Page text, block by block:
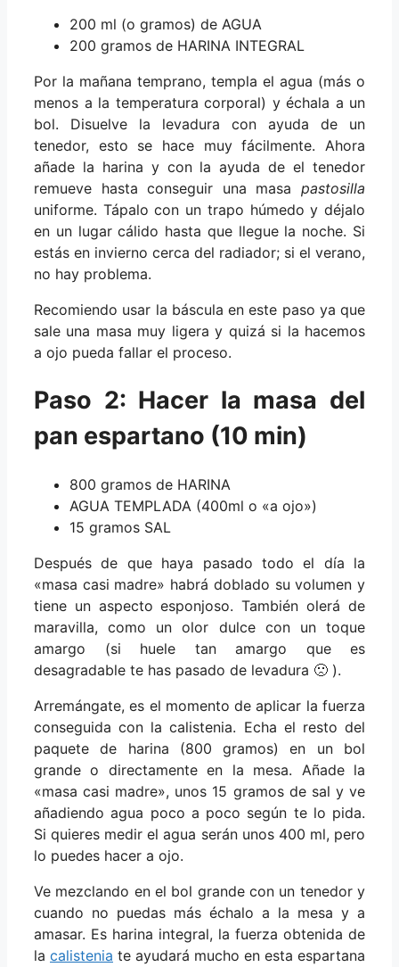
200 ml (o gramos) de AGUA
200 gramos de HARINA INTEGRAL
Por la mañana temprano, templa el agua (más o
menos a la temperatura corporal) y échala a un
bol. Disuelve la levadura con ayuda de un
tenedor, esto se hace muy fácilmente. Ahora
añade la harina y con la ayuda de el tenedor
remueve hasta conseguir una masa pastosilla
uniforme. Tápalo con un trapo húmedo y déjalo
en un lugar cálido hasta que llegue la noche. Si
estás en invierno cerca del radiador; si el verano,
no hay problema.
Recomiendo usar la báscula en este paso ya que
sale una masa muy ligera y quizá si la hacemos
a ojo pueda fallar el proceso.
Paso 2: Hacer la masa del
pan espartano (10 min)
800 gramos de HARINA
AGUA TEMPLADA (400ml o «a ojo»)
15 gramos SAL
Después de que haya pasado todo el día la
«masa casi madre» habrá doblado su volumen y
tiene un aspecto esponjoso. También olerá de
maravilla, como un olor dulce con un toque
amargo (si huele tan amargo que es
desagradable te has pasado de levadura 🙁 ).
Arremángate, es el momento de aplicar la fuerza
conseguida con la calistenia. Echa el resto del
paquete de harina (800 gramos) en un bol
grande o directamente en la mesa. Añade la
«masa casi madre», unos 15 gramos de sal y ve
añadiendo agua poco a poco según te lo pida.
Si quieres medir el agua serán unos 400 ml, pero
lo puedes hacer a ojo.
Ve mezclando en el bol grande con un tenedor y
cuando no puedas más échalo a la mesa y a
amasar. Es harina integral, la fuerza obtenida de
la calistenia te ayudará mucho en esta espartana